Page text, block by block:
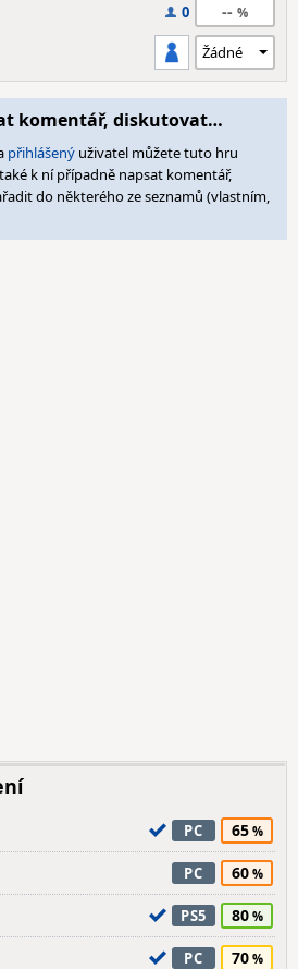
0 --
komentář, diskutovat…
přihlášený uživatel můžete tuto hru
k ní případně napsat komentář,
do některého ze seznamů (vlastním,
PC 65
PC 60
PS5 80
PC 70